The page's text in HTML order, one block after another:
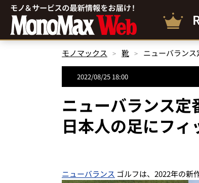
モノマックス 靴 ニューバラン
2022/08/25 18:00
ニューバランス定
日本人の足にフ
ニューバランス ゴルフは、2022年の新